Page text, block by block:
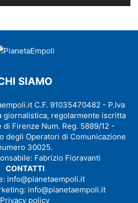
SIAMO
C.F. 91035470482 - P.Iva
giornalistica, regolarmente iscritta
Firenze Num. Reg. 5889/12 -
degli Operatori di Comunicazione
30025.
Fabrizio Fioravanti
CONTATTI
info@pianetaempoli.it
info@pianetaempoli.it
Privacy policy